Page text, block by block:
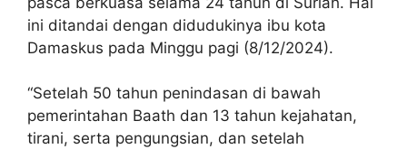
ini ditandai dengan didudukinya ibu kota
Damaskus pada Minggu pagi (8/12/2024).
“Setelah 50 tahun penindasan di bawah
pemerintahan Baath dan 13 tahun kejahatan,
tirani, serta pengungsian, dan setelah